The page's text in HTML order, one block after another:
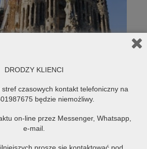
DRODZY KLIENCI
czasowych kontakt telefoniczny na
będzie niemożliwy.
on-line przez Messenger, Whatsapp,
e-mail.
proszę się kontaktować pod